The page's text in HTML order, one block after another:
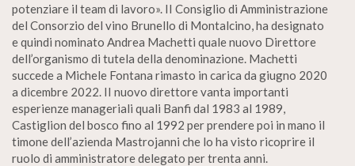
potenziare il team di lavoro». II Consiglio di Amministrazione
del Consorzio del vino Brunello di Montalcino, ha designato
e quindi nominato Andrea Machetti quale nuovo Direttore
dell’organismo di tutela della denominazione. Machetti
succede a Michele Fontana rimasto in carica da giugno 2020
a dicembre 2022. II nuovo direttore vanta importanti
esperienze manageriali quali Banfi dal 1983 al 1989,
Castiglion del bosco fino al 1992 per prendere poi in mano il
timone dell’azienda Mastrojanni che lo ha visto ricoprire il
ruolo di amministratore delegato per trenta anni.